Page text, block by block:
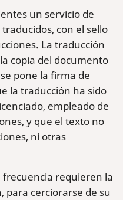
un servicio de
con el sello
La traducción
copia del documento
pone la firma de
la traducción ha sido
empleado de
y que el texto no
ni otras
frecuencia requieren la
para cerciorarse de su